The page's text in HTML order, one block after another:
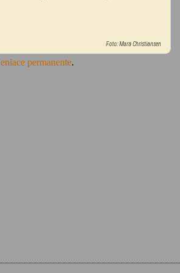
Foto: Mara Christiansen
enlace permanente.